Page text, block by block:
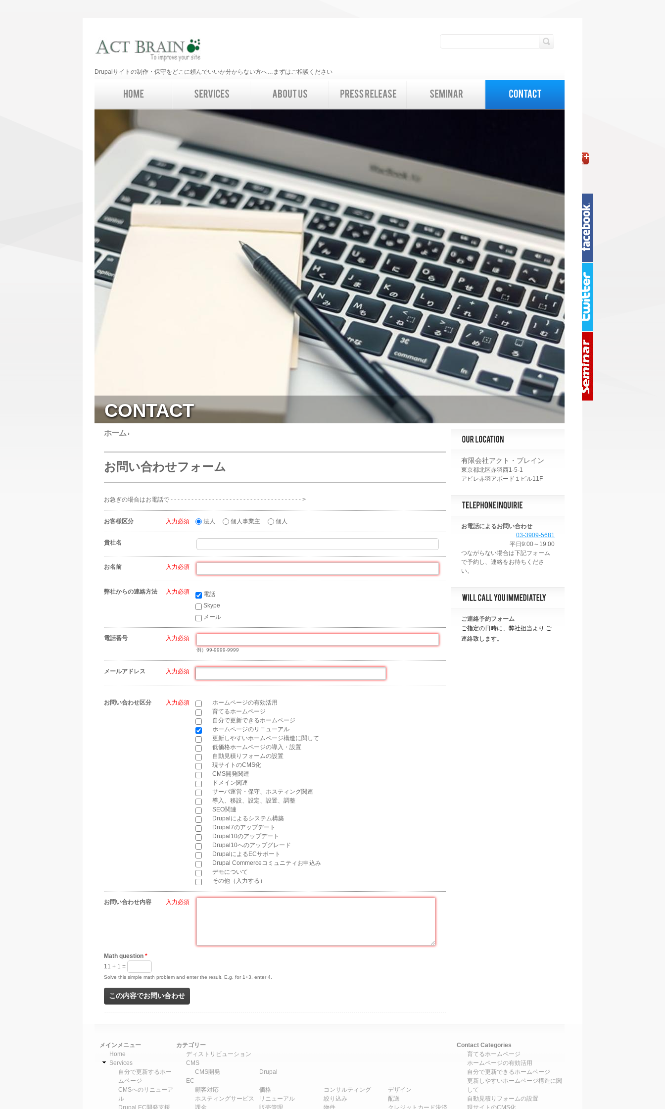
Drupalサイトの制作・保守をどこに頼んでいいか分からない方へ…まずはご相談ください
CONTACT
有限会社アクト・ブレイン
東京都北区赤羽西1-5-1
アピレ赤羽アボード１ビル11F
お電話によるお問い合わせ
03-3909-5681
平日9:00～19:00
ご連絡予約フォーム
ご指定の日時に、弊社担当より ご
連絡致します。
ホーム›
お問い合わせフォーム
お急ぎの場合はお電話で - - - - - - - - - - - - - - - - - - - - - - - - - - - - - - - - - - - - - - >
お客様区分 法人 個人事業主 個人
貴社名
お名前
弊社からの連絡方法
電話
Skype
メール
電話番号
例）99-9999-9999
メールアドレス
お問い合わせ区分
ホームページの有効活用
育てるホームページ
自分で更新できるホームページ
ホームページのリニューアル
更新しやすいホームページ構造に関して
低価格ホームページの導入・設置
自動見積りフォームの設置
現サイトのCMS化
CMS開発関連
ドメイン関連
サーバ運営・保守、ホスティング関連
導入、移設、設定、設置、調整
SEO関連
Drupalによるシステム構築
Drupal7のアップデート
Drupal10のアップデート
Drupal10へのアップグレード
DrupalによるECサポート
Drupal Commerceコミュニティお申込み
デモについて
その他（入力する）
お問い合わせ内容
Math question *
11 + 1 =
Solve this simple math problem and enter the result. E.g. for 1+3, enter 4.
メインメニュー
Home
Services
自分で更新するホー
ムページ
CMSへのリニューア
ル
Drupal EC開発支援
カテゴリー
ディストリビューション
CMS
CMS開発
Drupal
EC
顧客対応
価格 コンサルティング
デザイン
ホスティングサービス
リニューアル 絞り込み
配送
課金
販売管理 物件 クレジットカード決済
Contact Categories
育てるホームページ
ホームページの有効活用
自分で更新できるホームページ
更新しやすいホームページ構造に関
して
自動見積りフォームの設置
現サイトのCMS化